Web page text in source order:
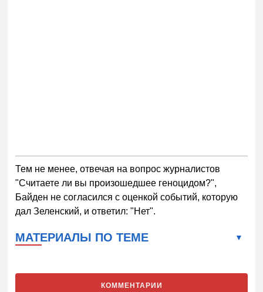
Тем не менее, отвечая на вопрос журналистов
"Считаете ли вы произошедшее геноцидом?",
Байден не согласился с оценкой событий, которую
дал Зеленский, и ответил: "Нет".
МАТЕРИАЛЫ ПО ТЕМЕ
КОММЕНТАРИИ